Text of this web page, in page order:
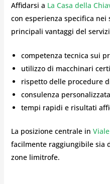
Affidarsi a La Casa della
con esperienza specifica nei
principali vantaggi del
competenza tecnica sui
utilizzo di macchinari
rispetto delle procedure
consulenza
tempi rapidi e risultati
La posizione centrale in
facilmente raggiungibile sia
zone limitrofe.